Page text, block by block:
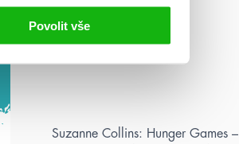
Povolit vše
Suzanne Collins: Hunger Games –